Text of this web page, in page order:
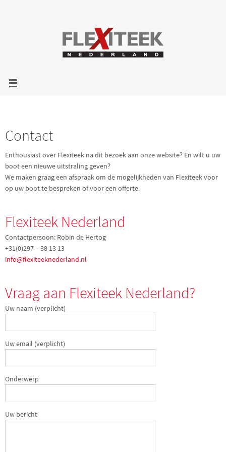
Contact
Enthousiast over Flexiteek na dit bezoek aan onze website? En wilt u uw
boot een nieuwe uitstraling geven?
We maken graag een afspraak om de mogelijkheden van Flexiteek voor
op uw boot te bespreken of voor een offerte.
Flexiteek Nederland
Contactpersoon: Robin de Hertog
+31(0)297 – 38 13 13
info@flexiteeknederland.nl
Vraag aan Flexiteek Nederland?
Uw naam (verplicht)
Uw email (verplicht)
Onderwerp
Uw bericht